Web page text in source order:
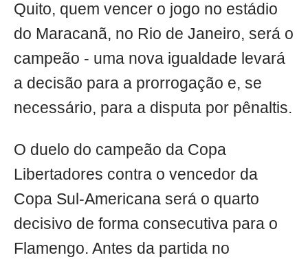
Quito, quem vencer o jogo no estádio
do Maracanã, no Rio de Janeiro, será o
campeão - uma nova igualdade levará
a decisão para a prorrogação e, se
necessário, para a disputa por pênaltis.
O duelo do campeão da Copa
Libertadores contra o vencedor da
Copa Sul-Americana será o quarto
decisivo de forma consecutiva para o
Flamengo. Antes da partida no